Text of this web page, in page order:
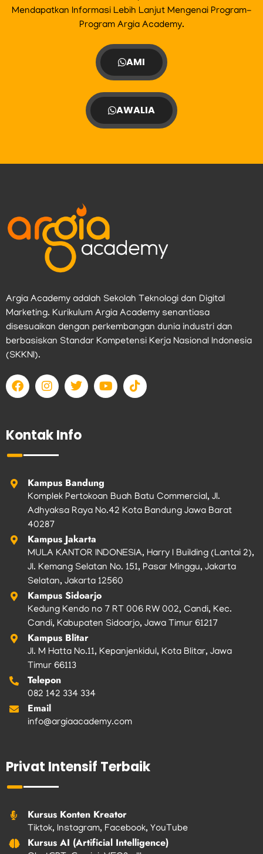
Mendapatkan Informasi Lebih Lanjut Mengenai Program-
Program Argia Academy.
AMI
AWALIA
Argia Academy adalah Sekolah Teknologi dan Digital
Marketing. Kurikulum Argia Academy senantiasa
disesuaikan dengan perkembangan dunia industri dan
berbasiskan Standar Kompetensi Kerja Nasional Indonesia
(SKKNI).
F
a
c
o
o
k
I
n
s
a
g
a
T
w
i
e
Y
o
u
T
i
k
Kontak Info
Kampus Bandung
Komplek Pertokoan Buah Batu Commercial, Jl.
Adhyaksa Raya No.42 Kota Bandung Jawa Barat
40287
Kampus Jakarta
MULA KANTOR INDONESIA, Harry I Building (Lantai 2),
Jl. Kemang Selatan No. 151, Pasar Minggu, Jakarta
Selatan, Jakarta 12560
Kampus Sidoarjo
Kedung Kendo no 7 RT 006 RW 002, Candi, Kec.
Candi, Kabupaten Sidoarjo, Jawa Timur 61217
Kampus Blitar
Jl. M Hatta No.11, Kepanjenkidul, Kota Blitar, Jawa
Timur 66113
Telepon
082 142 334 334
Email
info@argiaacademy.com
Privat Intensif Terbaik
Kursus Konten Kreator
Tiktok, Instagram, Facebook, YouTube
Kursus AI (Artificial Intelligence)